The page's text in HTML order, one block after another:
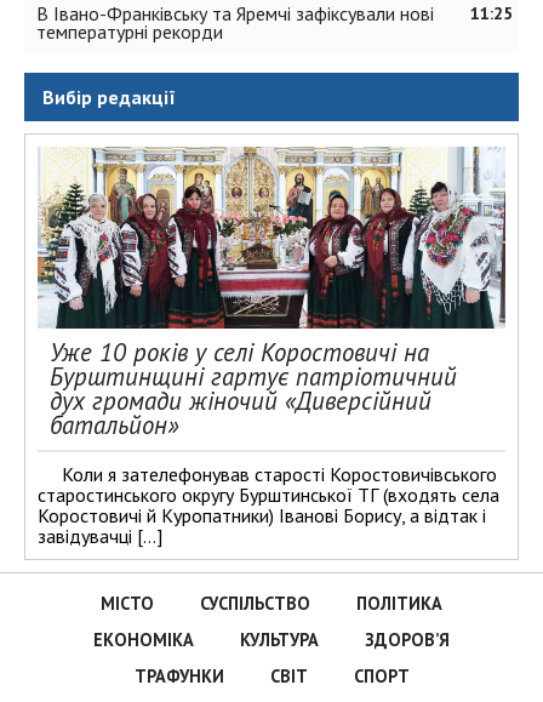
11:25
В Івано-Франківську та Яремчі зафіксували нові
температурні рекорди
Вибір редакції
Уже 10 років у селі Коростовичі на
Бурштинщині гартує патріотичний
дух громади жіночий «Диверсійний
батальйон»
Коли я зателефонував старості Коростовичівського
старостинського округу Бурштинської ТГ (входять села
Коростовичі й Куропатники) Іванові Борису, а відтак і
завідувачці […]
МІСТО СУСПІЛЬСТВО
ПОЛІТИКА
ЕКОНОМІКА
КУЛЬТУРА
ЗДОРОВ’Я
ТРАФУНКИ
СВІТ
СПОРТ